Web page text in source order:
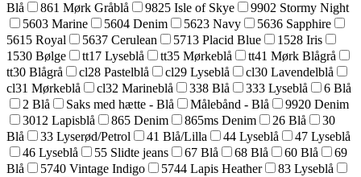
Blå
861 Mørk Gråblå 9825 Isle of Skye
9902 Stormy Night
5603 Marine
5604 Denim 5623 Navy
5636 Sapphire
5615 Royal
5637 Cerulean 5713 Placid Blue
1528 Iris
1530 Bølge
tt17 Lyseblå tt35 Mørkeblå
tt41 Mørk Blågrå
tt30 Blågrå
cl28 Pastelblå cl29 Lyseblå
cl30 Lavendelblå
cl31 Mørkeblå
cl32 Marineblå 338 Blå 333 Lyseblå
6 Blå
2 Blå
Saks med hætte - Blå Målebånd - Blå
9920 Denim
3012 Lapisblå
865 Denim 865ms Denim 26 Blå
30
Blå
33 Lyserød/Petrol 41 Blå/Lilla 44 Lyseblå
47 Lyseblå
46 Lyseblå
55 Slidte jeans 67 Blå 68 Blå 60 Blå
69
Blå
5740 Vintage Indigo 5744 Lapis Heather
83 Lyseblå